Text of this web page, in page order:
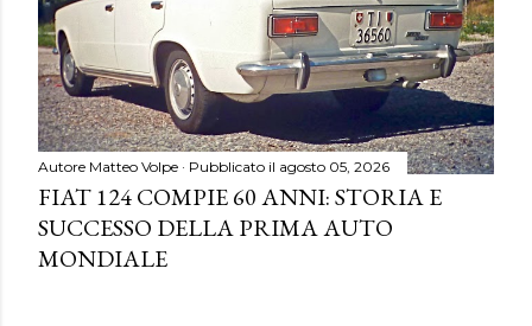
Autore Matteo Volpe Pubblicato il agosto 05, 2026
FIAT 124 COMPIE 60 ANNI: STORIA E
SUCCESSO DELLA PRIMA AUTO
MONDIALE